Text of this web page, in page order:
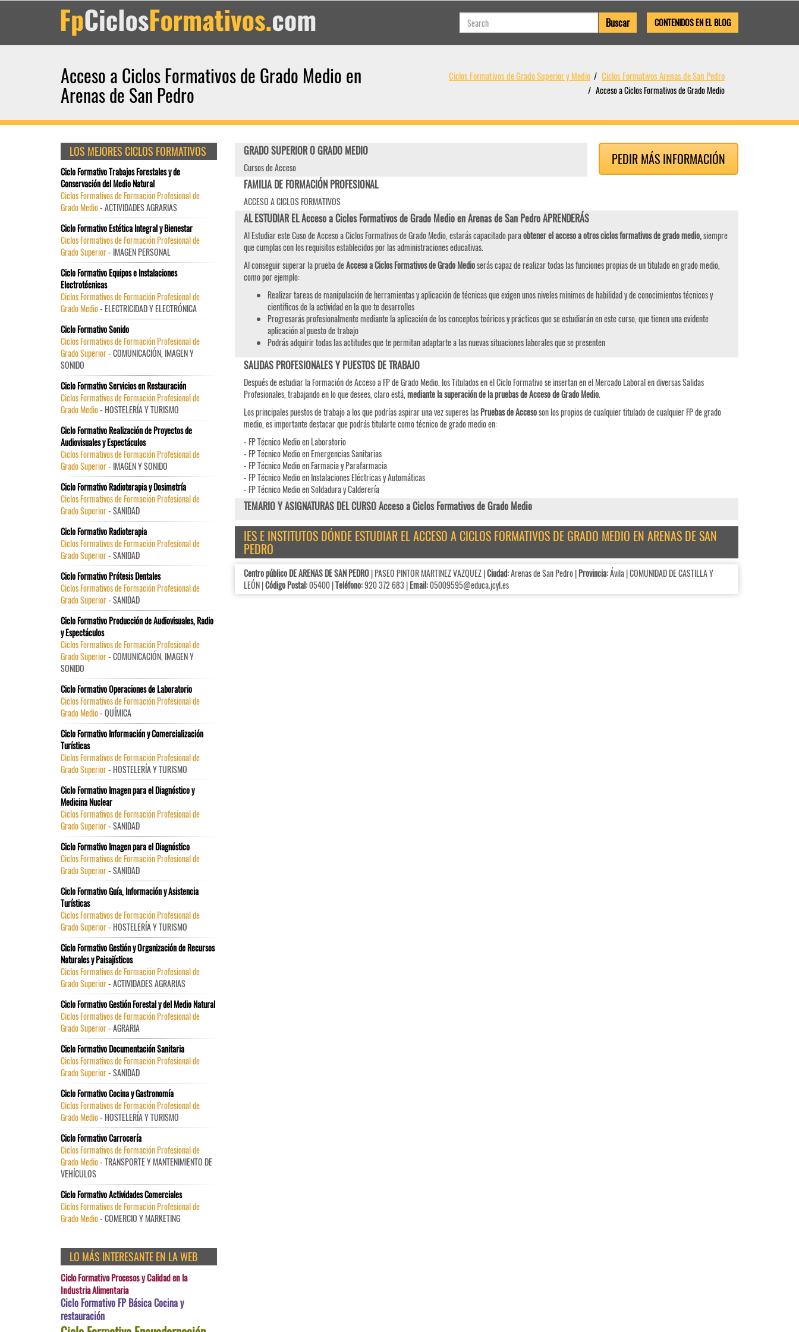
CONTENIDOS EN EL BLOG
Acceso a Ciclos Formativos de Grado Medio en
Arenas de San Pedro
Ciclos Formativos de Grado Superior y Medio Ciclos Formativos Arenas de San Pedro
Acceso a Ciclos Formativos de Grado Medio
PEDIR MÁS INFORMACIÓN
GRADO SUPERIOR O GRADO MEDIO
Cursos de Acceso
FAMILIA DE FORMACIÓN PROFESIONAL
ACCESO A CICLOS FORMATIVOS
AL ESTUDIAR EL Acceso a Ciclos Formativos de Grado Medio en Arenas de San Pedro APRENDERÁS
Al Estudiar este Cuso de Acceso a Ciclos Formativos de Grado Medio, estarás capacitado paraobtener el acceso a otros ciclos formativos de grado medio,siempre
que cumplas con los requisitos establecidos por las administraciones educativas.
Al conseguir superar la prueba deAcceso a Ciclos Formativos de Grado Medioserás capaz de realizar todas las funciones propias de un titulado en grado medio,
como por ejemplo:
Realizar tareas de manipulación de herramientas y aplicación de técnicas que exigen unos niveles mínimos de habilidad y de conocimientos técnicos y
científicos de la actividad en la que te desarrolles
Progresarás profesionalmente mediante la aplicación de los conceptos teóricos y prácticos que se estudiarán en este curso, que tienen una evidente
aplicación al puesto de trabajo
Podrás adquirir todas las actitudes que te permitan adaptarte a las nuevas situaciones laborales que se presenten
SALIDAS PROFESIONALES Y PUESTOS DE TRABAJO
Después de estudiar la Formación de Acceso a FP de Grado Medio, los Titulados en el Ciclo Formativo se insertan en el Mercado Laboral en diversas Salidas
Profesionales, trabajando en lo que desees, claro está,mediante la superación de la pruebas de Acceso de Grado Medio.
Los principales puestos de trabajo a los que podrías aspirar una vez superes lasPruebas deAccesoson los propios de cualquier titulado de cualquier FP de grado
medio, es importante destacar que podrás titularte como técnico de grado medio en:
- FP Técnico Medio en Laboratorio
- FP Técnico Medio en Emergencias Sanitarias
- FP Técnico Medio en Farmacia y Parafarmacia
- FP Técnico Medio en Instalaciones Eléctricas y Automáticas
- FP Técnico Medio en Soldadura y Calderería
TEMARIO Y ASIGNATURAS DEL CURSO Acceso a Ciclos Formativos de Grado Medio
IES E INSTITUTOS DÓNDE ESTUDIAR EL ACCESO A CICLOS FORMATIVOS DE GRADO MEDIO EN ARENAS DE SAN
PEDRO
Centro público DE ARENAS DE SAN PEDRO| PASEO PINTOR MARTINEZ VAZQUEZ |Ciudad:Arenas de San Pedro |Provincia:Ávila | COMUNIDAD DE CASTILLA Y
LEÓN |Código Postal:05400 |Teléfono:920 372 683 |Email:05009595@educa.jcyl.es
LOS MEJORES CICLOS FORMATIVOS
Ciclo Formativo Trabajos Forestales y de
Conservación del Medio Natural
Ciclos Formativos de Formación Profesional de
Grado Medio- ACTIVIDADES AGRARIAS
Ciclo Formativo Estética Integral y Bienestar
Ciclos Formativos de Formación Profesional de
Grado Superior- IMAGEN PERSONAL
Ciclo Formativo Equipos e Instalaciones
Electrotécnicas
Ciclos Formativos de Formación Profesional de
Grado Medio- ELECTRICIDAD Y ELECTRÓNICA
Ciclo Formativo Sonido
Ciclos Formativos de Formación Profesional de
Grado Superior- COMUNICACIÓN, IMAGEN Y
SONIDO
Ciclo Formativo Servicios en Restauración
Ciclos Formativos de Formación Profesional de
Grado Medio- HOSTELERÍA Y TURISMO
Ciclo Formativo Realización de Proyectos de
Audiovisuales y Espectáculos
Ciclos Formativos de Formación Profesional de
Grado Superior- IMAGEN Y SONIDO
Ciclo Formativo Radioterapia y Dosimetría
Ciclos Formativos de Formación Profesional de
Grado Superior- SANIDAD
Ciclo Formativo Radioterapia
Ciclos Formativos de Formación Profesional de
Grado Superior- SANIDAD
Ciclo Formativo Prótesis Dentales
Ciclos Formativos de Formación Profesional de
Grado Superior- SANIDAD
Ciclo Formativo Producción de Audiovisuales, Radio
y Espectáculos
Ciclos Formativos de Formación Profesional de
Grado Superior- COMUNICACIÓN, IMAGEN Y
SONIDO
Ciclo Formativo Operaciones de Laboratorio
Ciclos Formativos de Formación Profesional de
Grado Medio- QUÍMICA
Ciclo Formativo Información y Comercialización
Turísticas
Ciclos Formativos de Formación Profesional de
Grado Superior- HOSTELERÍA Y TURISMO
Ciclo Formativo Imagen para el Diagnóstico y
Medicina Nuclear
Ciclos Formativos de Formación Profesional de
Grado Superior- SANIDAD
Ciclo Formativo Imagen para el Diagnóstico
Ciclos Formativos de Formación Profesional de
Grado Superior- SANIDAD
Ciclo Formativo Guía, Información y Asistencia
Turísticas
Ciclos Formativos de Formación Profesional de
Grado Superior- HOSTELERÍA Y TURISMO
Ciclo Formativo Gestión y Organización de Recursos
Naturales y Paisajísticos
Ciclos Formativos de Formación Profesional de
Grado Superior- ACTIVIDADES AGRARIAS
Ciclo Formativo Gestión Forestal y del Medio Natural
Ciclos Formativos de Formación Profesional de
Grado Superior- AGRARIA
Ciclo Formativo Documentación Sanitaria
Ciclos Formativos de Formación Profesional de
Grado Superior- SANIDAD
Ciclo Formativo Cocina y Gastronomía
Ciclos Formativos de Formación Profesional de
Grado Medio- HOSTELERÍA Y TURISMO
Ciclo Formativo Carrocería
Ciclos Formativos de Formación Profesional de
Grado Medio- TRANSPORTE Y MANTENIMIENTO DE
VEHÍCULOS
Ciclo Formativo Actividades Comerciales
Ciclos Formativos de Formación Profesional de
Grado Medio- COMERCIO Y MARKETING
LO MÁS INTERESANTE EN LA WEB
Ciclo Formativo Procesos y Calidad en la
Industria Alimentaria
Ciclo Formativo FP Básica Cocina y
restauración